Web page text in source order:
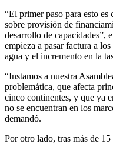
“El primer paso para esto
sobre provisión de
desarrollo de capacidades”,
empieza a pasar factura a
agua y el incremento en la
“Instamos a nuestra
problemática, que afecta
cinco continentes, y que ya
no se encuentran en los
demandó.
Por otro lado, tras más de